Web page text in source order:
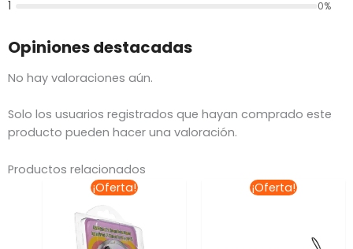
1 0%
Opiniones destacadas
No hay valoraciones aún.
Solo los usuarios registrados que hayan comprado este
producto pueden hacer una valoración.
Productos relacionados
¡Oferta!
El
precio
era:
$98.90.
¡Oferta!
El
precio
$453.41.